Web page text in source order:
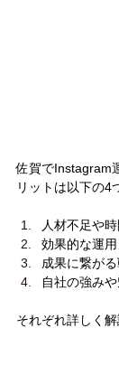
佐賀でInstagram
リットは以下の4
人材不足や
効果的な運
成果に繋が
自社の強み
それぞれ詳しく解